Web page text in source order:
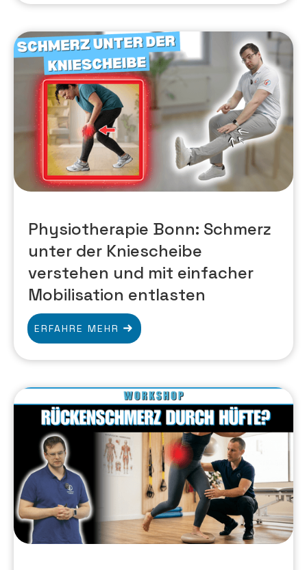
Physiotherapie Bonn: Schmerz
unter der Kniescheibe
verstehen und mit einfacher
Mobilisation entlasten
ERFAHRE MEHR